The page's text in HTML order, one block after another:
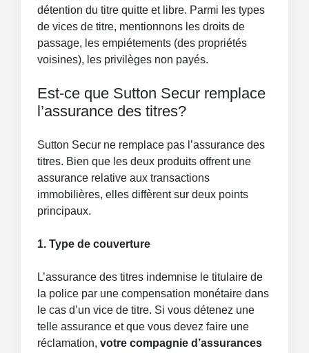
détention du titre quitte et libre. Parmi les types
de vices de titre, mentionnons les droits de
passage, les empiétements (des propriétés
voisines), les privilèges non payés.
Est-ce que Sutton Secur remplace
l’assurance des titres?
Sutton Secur ne remplace pas l’assurance des
titres. Bien que les deux produits offrent une
assurance relative aux transactions
immobilières, elles diffèrent sur deux points
principaux.
1. Type de couverture
L’assurance des titres indemnise le titulaire de
la police par une compensation monétaire dans
le cas d’un vice de titre. Si vous détenez une
telle assurance et que vous devez faire une
réclamation, votre compagnie d’assurances